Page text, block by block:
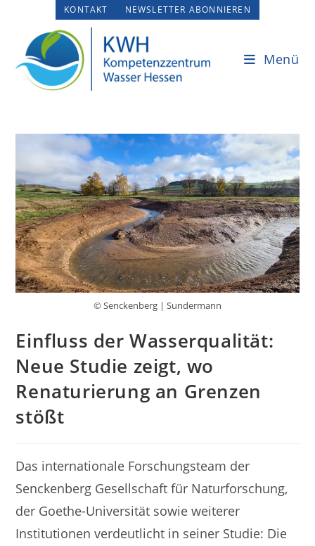
springen
KONTAKT NEWSLETTER ABONNIEREN
Menü
© Senckenberg | Sundermann
Einfluss der Wasserqualität:
Neue Studie zeigt, wo
Renaturierung an Grenzen
stößt
Das internationale Forschungsteam der
Senckenberg Gesellschaft für Naturforschung,
der Goethe-Universität sowie weiterer
Institutionen verdeutlicht in seiner Studie: Die